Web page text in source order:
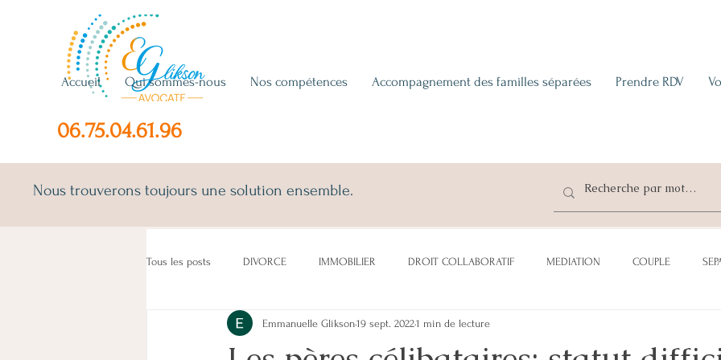
06.75.04.61.96
Accueil Qui sommes-nous Nos compétences Accompagnement des familles séparées Prendre RDV
Nous trouverons toujours une solution ensemble.
Tous les posts DIVORCE IMMOBILIER DROIT COLLABORATIF MEDIATION COUPLE
CONCUBINS LOCATION ADOPTION
Emmanuelle Glikson19 sept. 20221 min de lecture